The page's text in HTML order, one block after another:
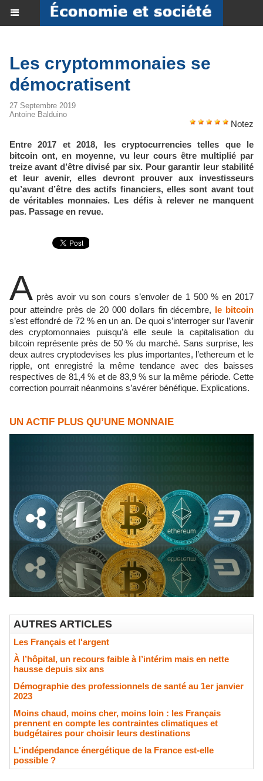
Les cryptommonaies se
démocratisent
27 Septembre 2019
Antoine Balduino
Notez
Entre 2017 et 2018, les cryptocurrencies telles que le
bitcoin ont, en moyenne, vu leur cours être multiplié par
treize avant d’être divisé par six. Pour garantir leur stabilité
et leur avenir, elles devront prouver aux investisseurs
qu’avant d’être des actifs financiers, elles sont avant tout
de véritables monnaies. Les défis à relever ne manquent
pas. Passage en revue.
A près avoir vu son cours s’envoler de 1 500 % en 2017
pour atteindre près de 20 000 dollars fin décembre, le bitcoin
s’est effondré de 72 % en un an. De quoi s’interroger sur l’avenir
des cryptomonnaies puisqu’à elle seule la capitalisation du
bitcoin représente près de 50 % du marché. Sans surprise, les
deux autres cryptodevises les plus importantes, l’ethereum et le
ripple, ont enregistré la même tendance avec des baisses
respectives de 81,4 % et de 83,9 % sur la même période. Cette
correction pourrait néanmoins s’avérer bénéfique. Explications.
UN ACTIF PLUS QU’UNE MONNAIE
AUTRES ARTICLES
Les Français et l'argent
À l’hôpital, un recours faible à l’intérim mais en nette
hausse depuis six ans
Démographie des professionnels de santé au 1er janvier
2023
Moins chaud, moins cher, moins loin : les Français
prennent en compte les contraintes climatiques et
budgétaires pour choisir leurs destinations
L'indépendance énergétique de la France est-elle
possible ?